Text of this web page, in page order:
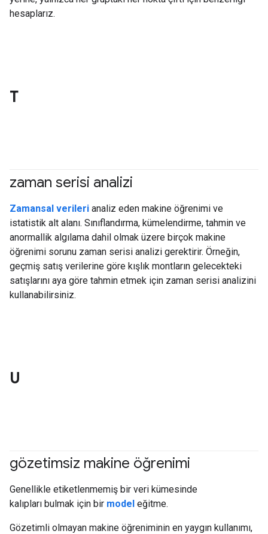
hesaplarız.
T
zaman serisi analizi
Zamansal verileri analiz eden makine öğrenimi ve
istatistik alt alanı. Sınıflandırma, kümelendirme, tahmin ve
anormallik algılama dahil olmak üzere birçok makine
öğrenimi sorunu zaman serisi analizi gerektirir. Örneğin,
geçmiş satış verilerine göre kışlık montların gelecekteki
satışlarını aya göre tahmin etmek için zaman serisi analizini
kullanabilirsiniz.
U
gözetimsiz makine öğrenimi
Genellikle etiketlenmemiş bir veri kümesinde
kalıpları bulmak için bir model eğitme.
Gözetimli olmayan makine öğreniminin en yaygın kullanımı,